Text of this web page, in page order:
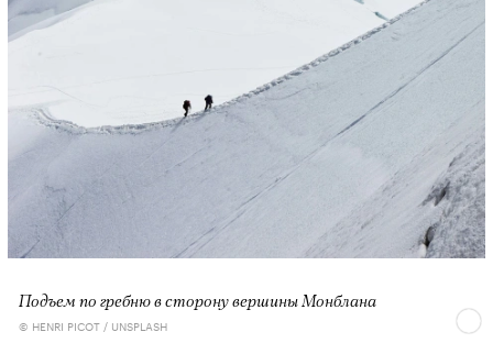
Подъем по гребню в сторону вершины Монблана
© HENRI PICOT / UNSPLASH